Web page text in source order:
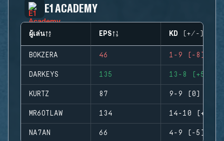
E1 ACADEMY
ผู้เล่น EPS KD (+/-)
BOKZERA 46 1-9 (-8)
DARKEYS 135 13-8 (+5)
KURTZ 87 9-9 (0)
MR6OTLAW 134 14-10 (+4)
NA7AN 66 4-9 (-5)